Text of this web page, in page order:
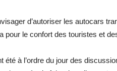
d’autoriser les autocars
pour le confort des touristes et
été à l’ordre du jour des